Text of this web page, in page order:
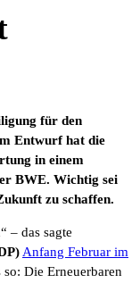
für den
Entwurf hat die
in einem
BWE. Wichtig sei
zu schaffen.
– das sagte
Anfang Februar im
so: Die Erneuerbaren